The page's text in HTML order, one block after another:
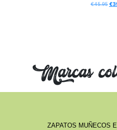
€45.95 €
Marcas
ZAPATOS MUÑECOS